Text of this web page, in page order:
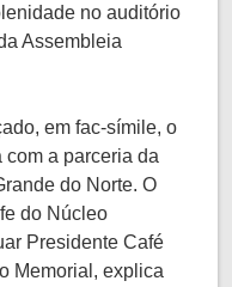
no auditório
Assembleia
em fac-símile, o
com a parceria da
do Norte. O
do Núcleo
Presidente Café
Memorial, explica